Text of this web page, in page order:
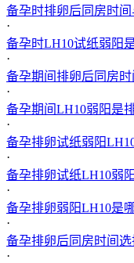
备孕时排卵后同房时
·
备孕时LH10试纸弱阳
·
备孕期间排卵后同房
·
备孕期间LH10弱阳是
·
备孕排卵试纸弱阳
·
备孕排卵试纸LH10弱
·
备孕排卵弱阳LH10是
·
备孕排卵后同房时间
·